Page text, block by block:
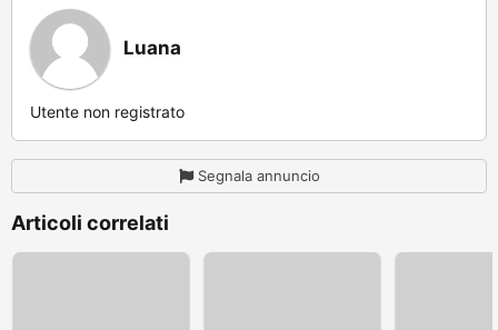
Luana
Utente non registrato
Segnala annuncio
Articoli correlati